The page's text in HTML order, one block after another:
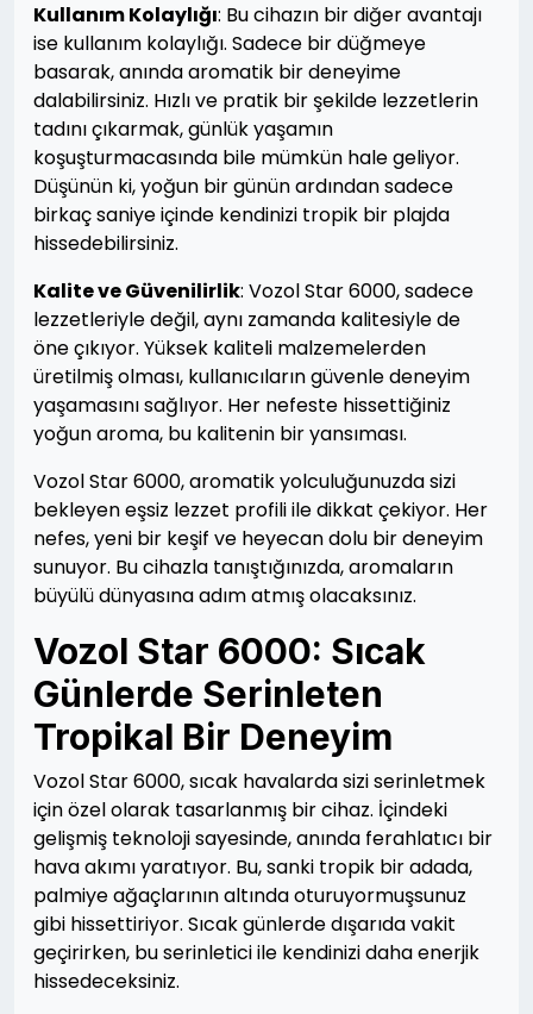
Kullanım Kolaylığı: Bu cihazın bir diğer avantajı
ise kullanım kolaylığı. Sadece bir düğmeye
basarak, anında aromatik bir deneyime
dalabilirsiniz. Hızlı ve pratik bir şekilde lezzetlerin
tadını çıkarmak, günlük yaşamın
koşuşturmacasında bile mümkün hale geliyor.
Düşünün ki, yoğun bir günün ardından sadece
birkaç saniye içinde kendinizi tropik bir plajda
hissedebilirsiniz.
Kalite ve Güvenilirlik: Vozol Star 6000, sadece
lezzetleriyle değil, aynı zamanda kalitesiyle de
öne çıkıyor. Yüksek kaliteli malzemelerden
üretilmiş olması, kullanıcıların güvenle deneyim
yaşamasını sağlıyor. Her nefeste hissettiğiniz
yoğun aroma, bu kalitenin bir yansıması.
Vozol Star 6000, aromatik yolculuğunuzda sizi
bekleyen eşsiz lezzet profili ile dikkat çekiyor. Her
nefes, yeni bir keşif ve heyecan dolu bir deneyim
sunuyor. Bu cihazla tanıştığınızda, aromaların
büyülü dünyasına adım atmış olacaksınız.
Vozol Star 6000: Sıcak
Günlerde Serinleten
Tropikal Bir Deneyim
Vozol Star 6000, sıcak havalarda sizi serinletmek
için özel olarak tasarlanmış bir cihaz. İçindeki
gelişmiş teknoloji sayesinde, anında ferahlatıcı bir
hava akımı yaratıyor. Bu, sanki tropik bir adada,
palmiye ağaçlarının altında oturuyormuşsunuz
gibi hissettiriyor. Sıcak günlerde dışarıda vakit
geçirirken, bu serinletici ile kendinizi daha enerjik
hissedeceksiniz.